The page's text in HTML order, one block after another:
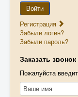
Контакты
Корзина
Войти
Регистрация
Забыли логин?
Забыли пароль?
Заказать звонок
Пожалуйста